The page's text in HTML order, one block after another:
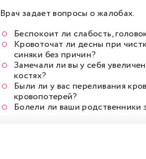
Врач задает вопросы о жалобах.
Беспокоит ли слабость,
Кровоточат ли десны при
синяки без причин?
Замечали ли вы у себя
костях?
Были ли у вас переливания
кровопотерей?
Болели ли ваши родственники